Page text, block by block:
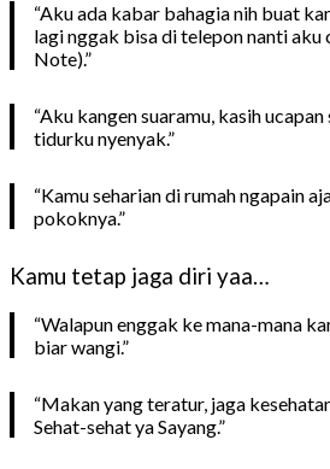
“Aku ada kabar bahagia nih buat
lagi nggak bisa di telepon nanti
Note).”
“Aku kangen suaramu, kasih
tidurku nyenyak.”
“Kamu seharian di rumah ngapain
pokoknya.”
Kamu tetap jaga diri yaa…
“Walapun enggak ke mana-mana
biar wangi.”
“Makan yang teratur, jaga
Sehat-sehat ya Sayang.”